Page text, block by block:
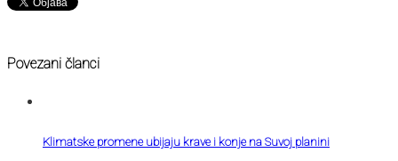
Povezani članci
Klimatske promene ubijaju krave i konje na Suvoj planini